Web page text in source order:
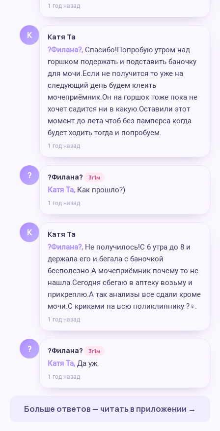
1 год назад
К Катя Та
?Филана?, Спасибо!Попробую утром над
горшком подержать и подставить баночку
для мочи.Если не получится то уже на
следующий день будем клеить
мочеприёмник.Он на горшок тоже пока не
хочет садится ни в какую.Оставили этот
момент до лета чтоб без памперса когда
будет ходить тогда и попробуем.
1 год назад
? ?Филана? 3г1м
Катя Та, Как прошло?)
1 год назад
К Катя Та
?Филана?, Не получилось!С 6 утра до 8 и
держала его и бегала с баночкой
бесполезно.А мочеприёмник почему то не
нашла.Сегодня сбегаю в аптеку возьму и
прикреплю.А так анализы все сдали кроме
мочи.С криками на всю поликлиннику ?‍♀️.
1 год назад
? ?Филана? 3г1м
Катя Та, Да уж.
1 год назад
Больше ответов — читать в приложении →